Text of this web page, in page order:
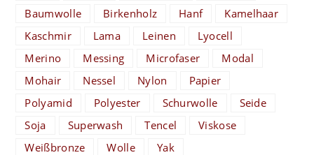
Baumwolle
Birkenholz Hanf
Kamelhaar
Kaschmir
Lama Leinen
Lyocell
Merino
Messing Microfaser
Modal
Mohair
Nessel Nylon
Papier
Polyamid
Polyester Schurwolle
Seide
Soja
Superwash Tencel
Viskose
Weißbronze
Wolle Yak